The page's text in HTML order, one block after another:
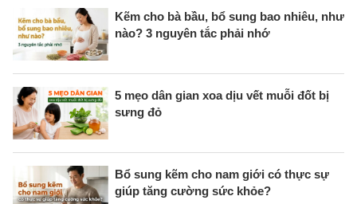
Kẽm cho bà bầu, bổ sung bao nhiêu, như
nào? 3 nguyên tắc phải nhớ
5 mẹo dân gian xoa dịu vết muỗi đốt bị
sưng đỏ
Bổ sung kẽm cho nam giới có thực sự
giúp tăng cường sức khỏe?